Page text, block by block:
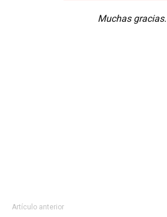
Muchas gracias.
Artículo anterior